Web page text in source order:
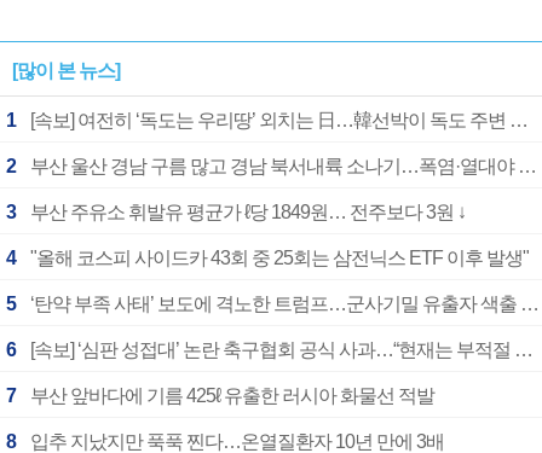
[많이 본 뉴스]
1 [속보] 여전히 ‘독도는 우리땅’ 외치는 日…韓선박이 독도 주변 해양조사 활동하자 반발
2 부산 울산 경남 구름 많고 경남 북서내륙 소나기…폭염·열대야 계속
3 부산 주유소 휘발유 평균가 ℓ당 1849원… 전주보다 3원 ↓
4 "올해 코스피 사이드카 43회 중 25회는 삼전닉스 ETF 이후 발생"
5 ‘탄약 부족 사태’ 보도에 격노한 트럼프…군사기밀 유출자 색출 지시
6 [속보] ‘심판 성접대’ 논란 축구협회 공식 사과…“현재는 부적절 행위 없어”
7 부산 앞바다에 기름 425ℓ 유출한 러시아 화물선 적발
8 입추 지났지만 푹푹 찐다…온열질환자 10년 만에 3배